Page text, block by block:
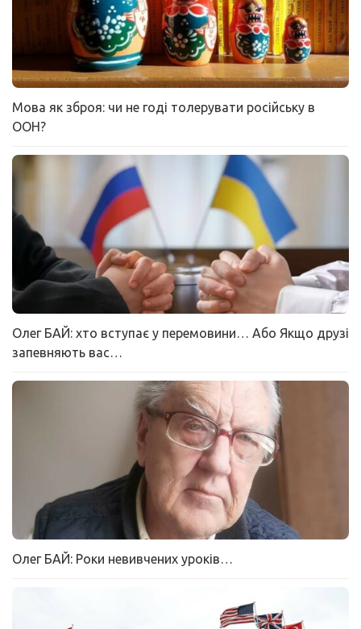
Мова як зброя: чи не годі толерувати російську в
ООН?
Олег БАЙ: хто вступає у перемовини… Або Якщо друзі
запевняють вас…
Олег БАЙ: Роки невивчених уроків…